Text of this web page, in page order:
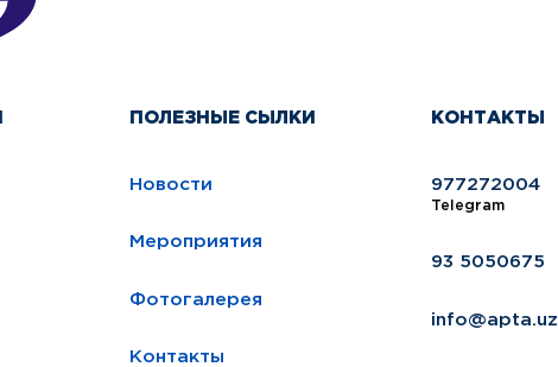
ПОЛЕЗНЫЕ СЫЛКИ
Новости
Мероприятия
Фотогалерея
Контакты
КОНТАКТЫ
977272004
Telegram
93 5050675
info@apta.uz